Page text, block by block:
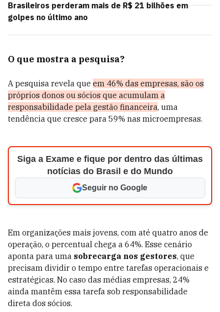
Brasileiros perderam mais de R$ 21 bilhões em
golpes no último ano
O que mostra a pesquisa?
A pesquisa revela que em 46% das empresas, são os
próprios donos ou sócios que acumulam a
responsabilidade pela gestão financeira, uma
tendência que cresce para 59% nas microempresas.
Siga a Exame e fique por dentro das últimas
notícias do Brasil e do Mundo
Seguir no Google
Em organizações mais jovens, com até quatro anos de
operação, o percentual chega a 64%. Esse cenário
aponta para uma sobrecarga nos gestores, que
precisam dividir o tempo entre tarefas operacionais e
estratégicas. No caso das médias empresas, 24%
ainda mantêm essa tarefa sob responsabilidade
direta dos sócios.